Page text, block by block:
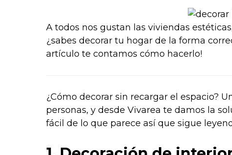
A todos nos gustan las viviendas
¿sabes decorar tu hogar de la forma
artículo te contamos cómo hacerlo!
¿Cómo decorar sin recargar el espacio?
personas, y desde Vivarea te damos la
fácil de lo que parece así que sigue